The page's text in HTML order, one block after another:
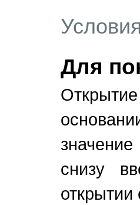
Для
снизу
открытии